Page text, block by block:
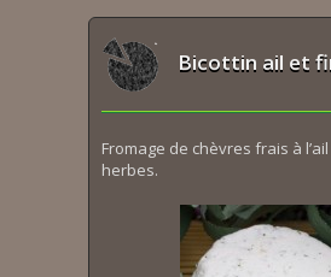
Bicottin ail et
Fromage de chèvres frais à
herbes.